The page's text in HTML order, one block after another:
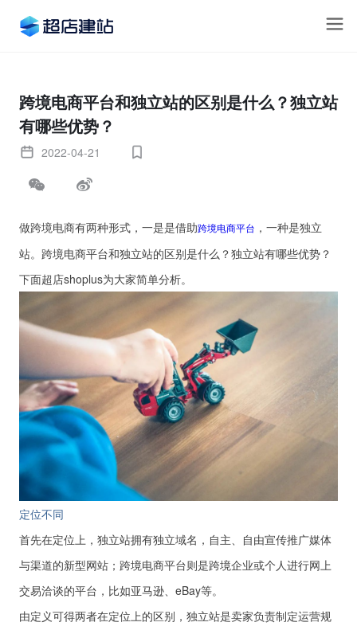
跨境电商平台和独立站的区别是什么？独立站
有哪些优势？
2022-04-21
做跨境电商有两种形式，一是是借助跨境电商平台 ，一种是独立
站。跨境电商平台和独立站的区别是什么？独立站有哪些优势？
下面超店shoplus为大家简单分析。
定位不同
首先在定位上，独立站拥有独立域名，自主、自由宣传推广媒体
与渠道的新型网站；跨境电商平台则是跨境企业或个人进行网上
交易洽谈的平台，比如亚马逊、eBay等。
由定义可得两者在定位上的区别，独立站是卖家负责制定运营规